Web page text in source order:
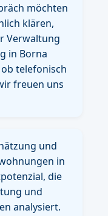
möchten
klären,
Verwaltung
in Borna
telefonisch
freuen uns
und
in
die
und
analysiert.